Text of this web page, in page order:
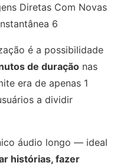
Diretas Com Novas
6
é a possibilidade
de duração nas
era de apenas 1
a dividir
áudio longo — ideal
histórias, fazer